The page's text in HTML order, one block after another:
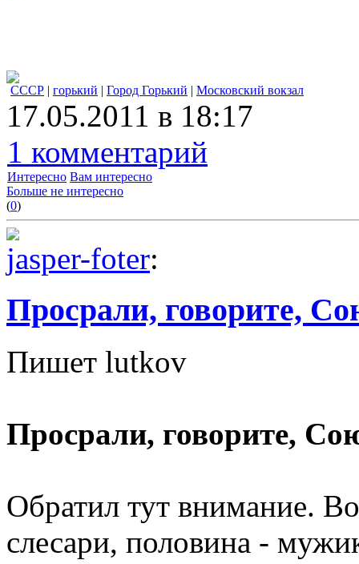
СССР | горький | Город Горький | Московский вокзал
17.05.2011 в 18:17
1 комментарий
Интересно Вам интересно
Больше не интересно
(0)
jasper-foter:
Просрали, говорите,
Пишет lutkov
Просрали, говорите,
Обратил тут внимание.
слесари, половина -